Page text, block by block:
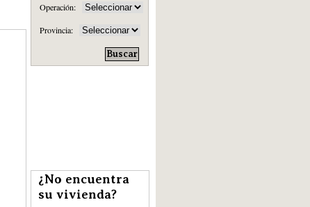
Operación:
Provincia:
¿No encuentra
su vivienda?